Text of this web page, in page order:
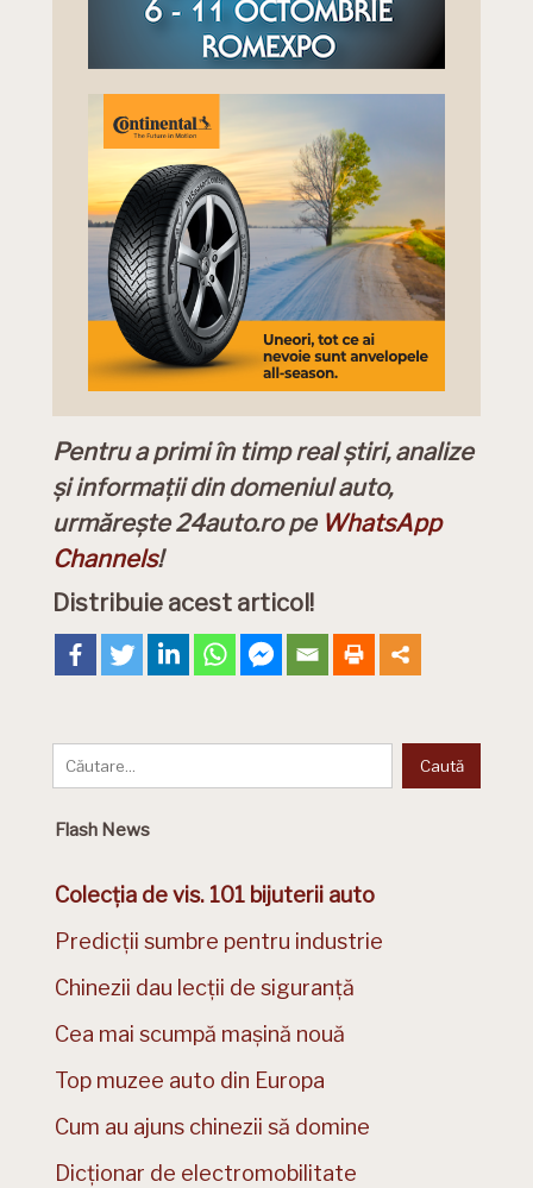
Pentru a primi în timp real știri, analize
și informații din domeniul auto,
urmărește 24auto.ro pe WhatsApp
Channels!
Distribuie acest articol!
Flash News
Colecția de vis. 101 bijuterii auto
Predicții sumbre pentru industrie
Chinezii dau lecții de siguranță
Cea mai scumpă mașină nouă
Top muzee auto din Europa
Cum au ajuns chinezii să domine
Dicționar de electromobilitate